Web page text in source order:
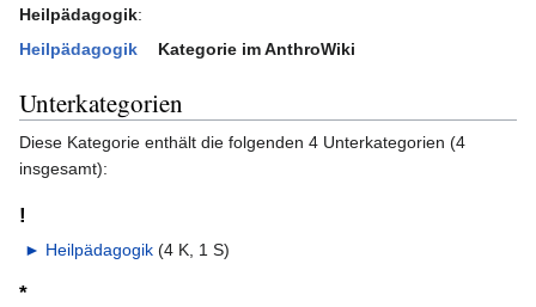
Navigation
springen
Suche
springen
Heilpädagogik:
Heilpädagogik
Kategorie im AnthroWiki
Unterkategorien
Diese Kategorie enthält die folgenden 4 Unterkategorien (4
insgesamt):
!
► Heilpädagogik‎ (4 K, 1 S)
*